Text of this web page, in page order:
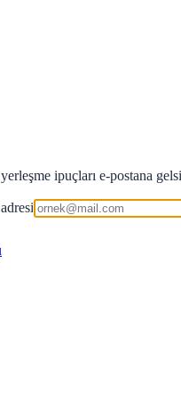
ipuçları e-postana